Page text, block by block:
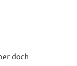
doch